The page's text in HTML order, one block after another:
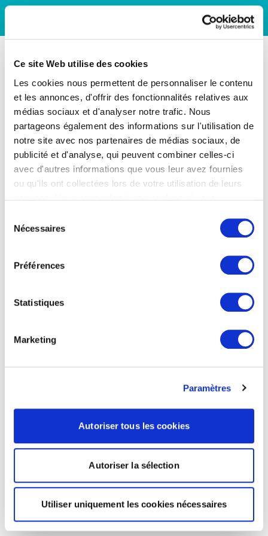
Ce site Web utilise des cookies
Les cookies nous permettent de personnaliser le contenu
et les annonces, d'offrir des fonctionnalités relatives aux
médias sociaux et d'analyser notre trafic. Nous
partageons également des informations sur l'utilisation de
notre site avec nos partenaires de médias sociaux, de
publicité et d'analyse, qui peuvent combiner celles-ci
avec d'autres informations que vous leur avez fournies
ou qu'ils ont collectées lors de votre utilisation de leurs
Nécessaires
Préférences
Statistiques
Marketing
Paramètres
Autoriser tous les cookies
Autoriser la sélection
Utiliser uniquement les cookies nécessaires